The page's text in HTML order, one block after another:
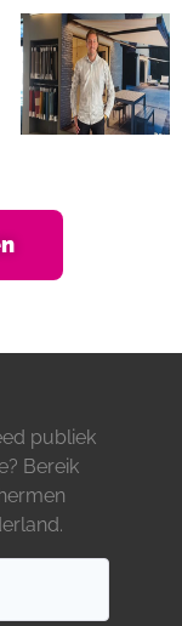
Bekijk
hier
publiek
Bereik